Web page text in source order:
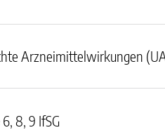
Arzneimittelwirkungen
8, 9 IfSG